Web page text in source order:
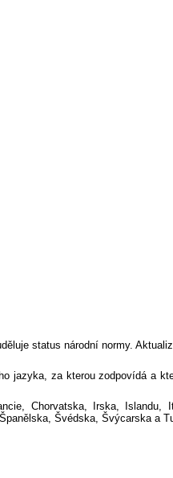
status národní normy.
jazyka, za kterou zodpovídá a
Chorvatska, Irska, Islandu,
Švédska, Švýcarska a